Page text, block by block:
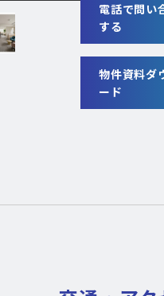
電話で問い
する
物件資料ダ
ード